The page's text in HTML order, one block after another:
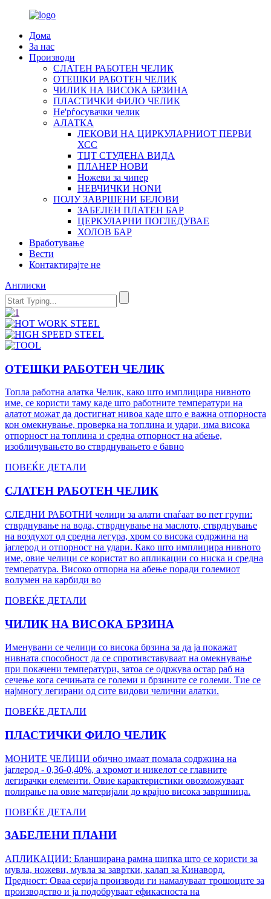
Дома
За нас
Производи
СЛАТЕН РАБОТЕН ЧЕЛИК
OTЕШКИ РАБОТЕН ЧЕЛИК
ЧИЛИК НА ВИСОКА БРЗИНА
ПЛАСТИЧКИ ФИЛО ЧЕЛИК
Не'рѓосувачки челик
АЛАТКА
ЛЕКОВИ НА ЦИРКУЛАРНИОТ ПЕРВИ
ХСС
ТЦТ СТУДЕНА ВИДА
ПЛАНЕР НОВИ
Ножеви за чипер
НЕВЧИЧКИ НОNИ
ПОЛУ ЗАВРШЕНИ БЕЛОВИ
ЗАБЕЛЕН ПЛАТЕН БАР
ЦЕРКУЛАРНИ ПОГЛЕДУВАЕ
ХОЛОВ БАР
Вработување
Вести
Контактирајте не
Англиски
OTЕШКИ РАБОТЕН ЧЕЛИК
Топла работна алатка Челик, како што имплицира нивното
име, се користи таму каде што работните температури на
алатот можат да достигнат нивоа каде што е важна отпорноста
кон омекнување, проверка на топлина и удари, има висока
отпорност на топлина и средна отпорност на абење,
изобличувањето во стврднувањето е бавно
ПОВЕЌЕ ДЕТАЛИ
СЛАТЕН РАБОТЕН ЧЕЛИК
СЛЕДНИ РАБОТНИ челици за алати спаѓаат во пет групи:
стврднување на вода, стврднување на маслото, стврднување
на воздухот од средна легура, хром со висока содржина на
јаглерод и отпорност на удари. Како што имплицира нивното
име, овие челици се користат во апликации со ниска и средна
температура. Високо отпорна на абење поради големиот
волумен на карбиди во
ПОВЕЌЕ ДЕТАЛИ
ЧИЛИК НА ВИСОКА БРЗИНА
Именувани се челици со висока брзина за да ја покажат
нивната способност да се спротивставуваат на омекнување
при покачени температури, затоа се одржува остар раб на
сечење кога сечињата се големи и брзините се големи. Тие се
најмногу легирани од сите видови челични алатки.
ПОВЕЌЕ ДЕТАЛИ
ПЛАСТИЧКИ ФИЛО ЧЕЛИК
МОНИТЕ ЧЕЛИЦИ обично имаат помала содржина на
јаглерод - 0,36-0,40%, а хромот и никелот се главните
легирачки елементи. Овие карактеристики овозможуваат
полирање на овие материјали до крајно висока завршница.
ПОВЕЌЕ ДЕТАЛИ
ЗАБЕЛЕНИ ПЛАНИ
АПЛИКАЦИИ: Бланширана рамна шипка што се користи за
мувла, ножеви, мувла за завртки, калап за Кинаворд.
Предност: Оваа серија производи ги намалуваат трошоците за
производство и ја подобруваат ефикасноста на